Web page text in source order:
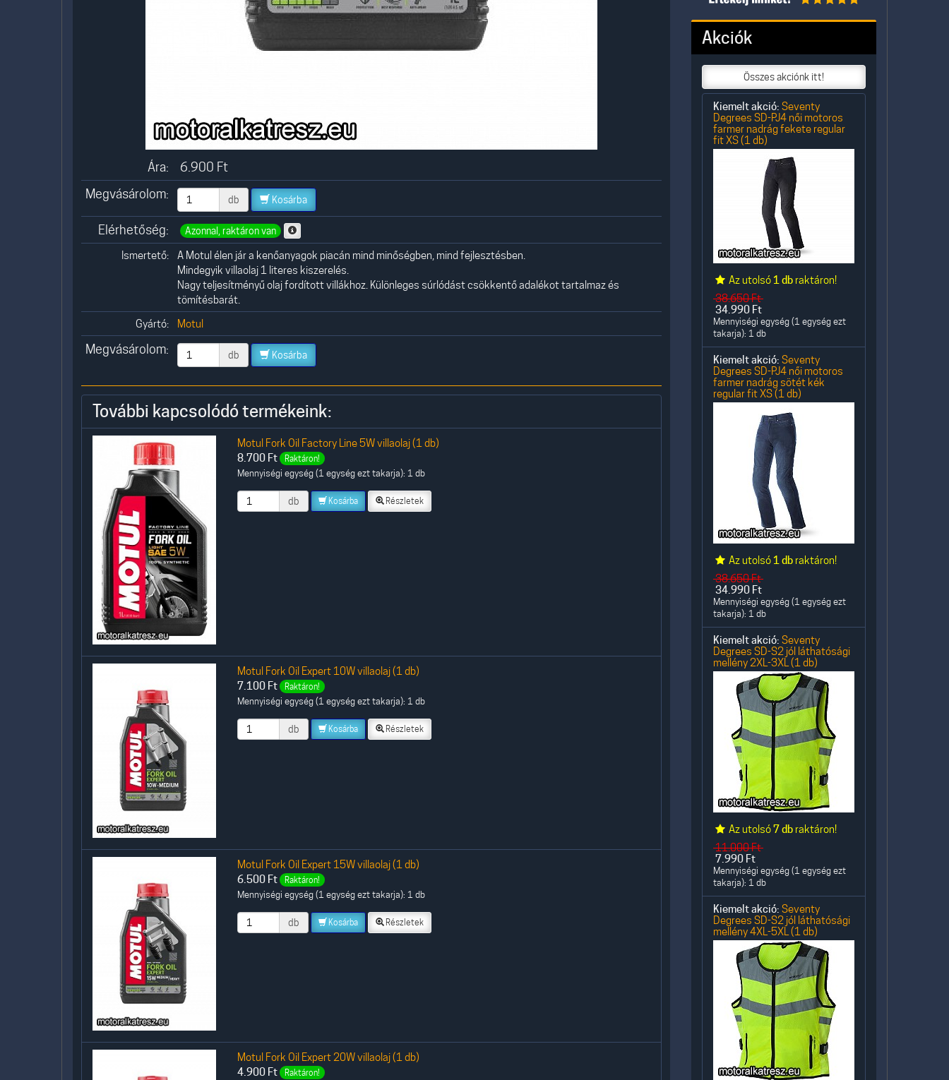
Ára: 6.900 Ft
Megvásárolom:
db Kosárba
Elérhetőség: Azonnal, raktáron van
Ismertető:
A Motul élen jár a kenőanyagok piacán mind minőségben, mind fejlesztésben.
Mindegyik villaolaj 1 literes kiszerelés.
Nagy teljesítményű olaj fordított villákhoz. Különleges súrlódást csökkentő adalékot tartalmaz és
tömítésbarát.
Gyártó:
Motul
Megvásárolom: db Kosárba
További kapcsolódó termékeink:
Motul Fork Oil Factory Line 5W villaolaj (1 db)
8.700 Ft Raktáron!
Mennyiségi egység (1 egység ezt takarja): 1 db
db Kosárba Részletek
Motul Fork Oil Expert 10W villaolaj (1 db)
7.100 Ft Raktáron!
Mennyiségi egység (1 egység ezt takarja): 1 db
db Kosárba Részletek
Motul Fork Oil Expert 15W villaolaj (1 db)
6.500 Ft Raktáron!
Mennyiségi egység (1 egység ezt takarja): 1 db
db Kosárba Részletek
Motul Fork Oil Expert 20W villaolaj (1 db)
4.900 Ft Raktáron!
Akciók
Összes akciónk itt!
Kiemelt akció: Seventy
Degrees SD-PJ4 női motoros
farmer nadrág fekete regular
fit XS (1 db)
Az utolsó 1 db raktáron!
38.650Ft
34.990 Ft
Mennyiségi egység (1 egység ezt
takarja): 1 db
Kiemelt akció: Seventy
Degrees SD-PJ4 női motoros
farmer nadrág sötét kék
regular fit XS (1 db)
Az utolsó 1 db raktáron!
38.650Ft
34.990 Ft
Mennyiségi egység (1 egység ezt
takarja): 1 db
Kiemelt akció: Seventy
Degrees SD-S2 jól láthatósági
mellény 2XL-3XL (1 db)
Az utolsó7 db raktáron!
11.000Ft
7.990 Ft
Mennyiségi egység (1 egység ezt
takarja): 1 db
Kiemelt akció: Seventy
Degrees SD-S2 jól láthatósági
mellény 4XL-5XL (1 db)